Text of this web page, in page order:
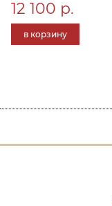
12 100 р.
в корзину